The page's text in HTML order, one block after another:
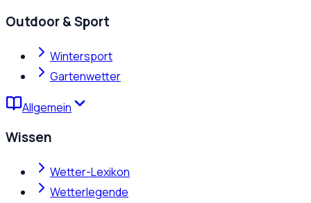
Outdoor & Sport
Wintersport
Gartenwetter
Allgemein
Wissen
Wetter-Lexikon
Wetterlegende